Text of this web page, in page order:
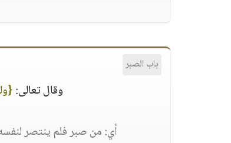
باب الصبر
وقال تعالى:
أي: من صبر فلم ينتصر